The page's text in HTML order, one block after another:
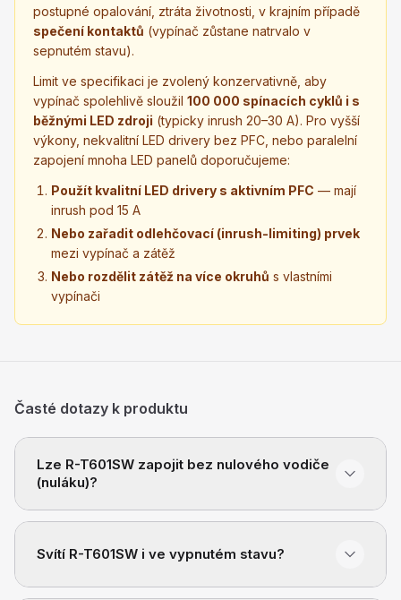
postupné opalování, ztráta životnosti, v krajním případě
spečení kontaktů (vypínač zůstane natrvalo v
sepnutém stavu).
Limit ve specifikaci je zvolený konzervativně, aby
vypínač spolehlivě sloužil 100 000 spínacích cyklů i s
běžnými LED zdroji (typicky inrush 20–30 A). Pro vyšší
výkony, nekvalitní LED drivery bez PFC, nebo paralelní
zapojení mnoha LED panelů doporučujeme:
Použít kvalitní LED drivery s aktivním PFC — mají
inrush pod 15 A
Nebo zařadit odlehčovací (inrush-limiting) prvek
mezi vypínač a zátěž
Nebo rozdělit zátěž na více okruhů s vlastními
vypínači
Časté dotazy k produktu
Lze R-T601SW zapojit bez nulového vodiče
(nuláku)?
Svítí R-T601SW i ve vypnutém stavu?